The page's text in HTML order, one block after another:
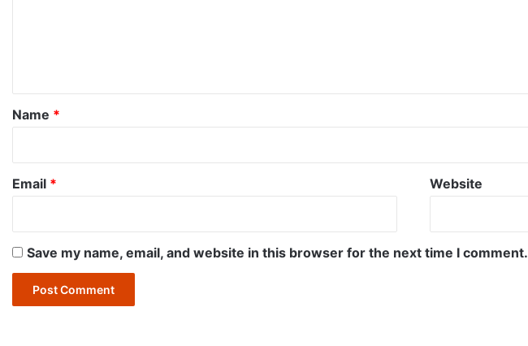
*
Name *
Email * Website
Save my name, email, and website in this browser for the next time I comment.